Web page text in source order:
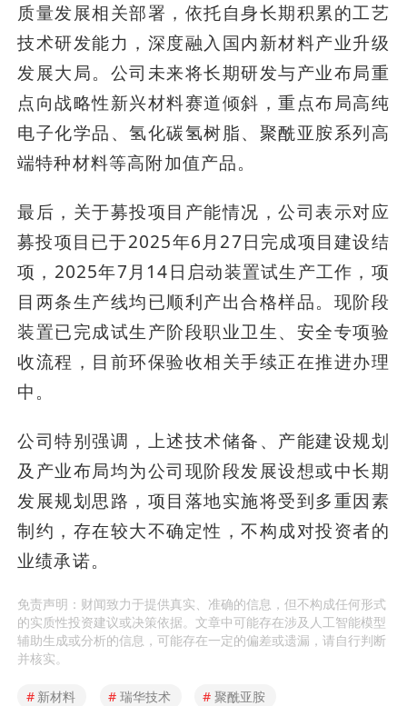
质量发展相关部署，依托自身长期积累的工艺
技术研发能力，深度融入国内新材料产业升级
发展大局。公司未来将长期研发与产业布局重
点向战略性新兴材料赛道倾斜，重点布局高纯
电子化学品、氢化碳氢树脂、聚酰亚胺系列高
端特种材料等高附加值产品。
最后，关于募投项目产能情况，公司表示对应
募投项目已于2025年6月27日完成项目建设结
项，2025年7月14日启动装置试生产工作，项
目两条生产线均已顺利产出合格样品。现阶段
装置已完成试生产阶段职业卫生、安全专项验
收流程，目前环保验收相关手续正在推进办理
中。
公司特别强调，上述技术储备、产能建设规划
及产业布局均为公司现阶段发展设想或中长期
发展规划思路，项目落地实施将受到多重因素
制约，存在较大不确定性，不构成对投资者的
业绩承诺。
免责声明：财闻致力于提供真实、准确的信息，但不构成任何形式
的实质性投资建议或决策依据。文章中可能存在涉及人工智能模型
辅助生成或分析的信息，可能存在一定的偏差或遗漏，请自行判断
并核实。
# 新材料 # 瑞华技术 # 聚酰亚胺